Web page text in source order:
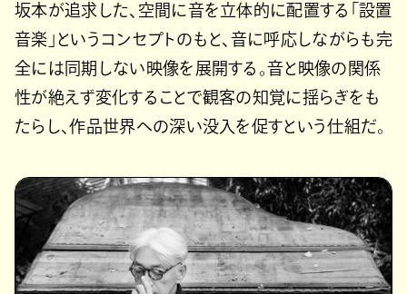
坂本が追求した、空間に音を立体的に配置する「設置
音楽」というコンセプトのもと、音に呼応しながらも完
全には同期しない映像を展開する。音と映像の関係
性が絶えず変化することで観客の知覚に揺らぎをも
たらし、作品世界への深い没入を促すという仕組だ。